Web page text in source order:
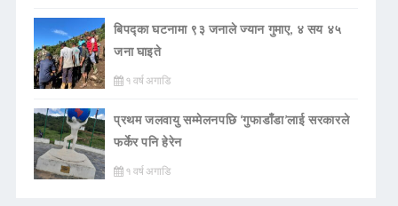
बिपद्का घटनामा ९३ जनाले ज्यान गुमाए, ४ सय ४५
जना घाइते
१ वर्ष अगाडि
प्रथम जलवायु सम्मेलनपछि ‘गुफाडाँडा’लाई सरकारले
फर्केर पनि हेरेन
१ वर्ष अगाडि